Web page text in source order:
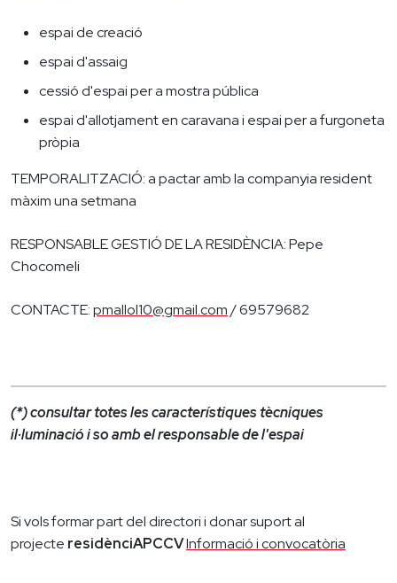
espai de creació
espai d'assaig
cessió d'espai per a mostra pública
espai d'allotjament en caravana i espai per a furgoneta
pròpia
TEMPORALITZACIÓ: a pactar amb la companyia resident
màxim una setmana
RESPONSABLE GESTIÓ DE LA RESIDÈNCIA: Pepe
Chocomeli
CONTACTE:pmallol10@gmail.com/ 69579682
(*) consultar totes les característiques tècniques
il·luminació i so amb el responsable de l'espai
Si vols formar part del directori i donar suport al
projecte residènciAPCCVInformació i convocatòria